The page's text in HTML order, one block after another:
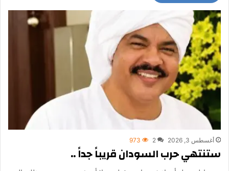
أغسطس 3, 2026 2
973
ستنتهي حرب السودان قريباً جداً ..